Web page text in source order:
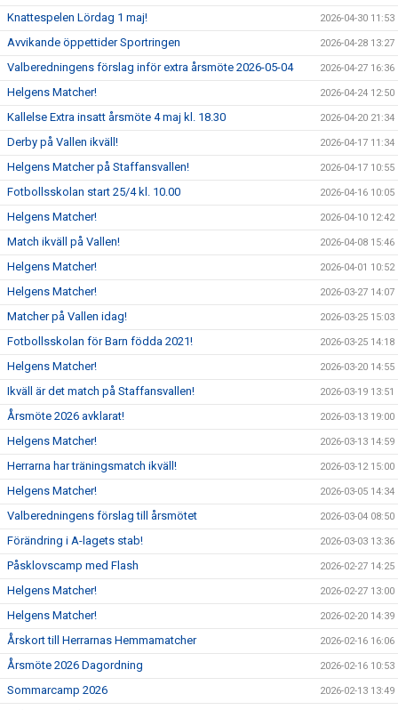
Knattespelen Lördag 1 maj! 2026-04-30 11:53
Avvikande öppettider Sportringen 2026-04-28 13:27
Valberedningens förslag inför extra årsmöte 2026-05-04 2026-04-27 16:36
Helgens Matcher! 2026-04-24 12:50
Kallelse Extra insatt årsmöte 4 maj kl. 18.30 2026-04-20 21:34
Derby på Vallen ikväll! 2026-04-17 11:34
Helgens Matcher på Staffansvallen! 2026-04-17 10:55
Fotbollsskolan start 25/4 kl. 10.00 2026-04-16 10:05
Helgens Matcher! 2026-04-10 12:42
Match ikväll på Vallen! 2026-04-08 15:46
Helgens Matcher! 2026-04-01 10:52
Helgens Matcher! 2026-03-27 14:07
Matcher på Vallen idag! 2026-03-25 15:03
Fotbollsskolan för Barn födda 2021! 2026-03-25 14:18
Helgens Matcher! 2026-03-20 14:55
Ikväll är det match på Staffansvallen! 2026-03-19 13:51
Årsmöte 2026 avklarat! 2026-03-13 19:00
Helgens Matcher! 2026-03-13 14:59
Herrarna har träningsmatch ikväll! 2026-03-12 15:00
Helgens Matcher! 2026-03-05 14:34
Valberedningens förslag till årsmötet 2026-03-04 08:50
Förändring i A-lagets stab! 2026-03-03 13:36
Påsklovscamp med Flash 2026-02-27 14:25
Helgens Matcher! 2026-02-27 13:00
Helgens Matcher! 2026-02-20 14:39
Årskort till Herrarnas Hemmamatcher 2026-02-16 16:06
Årsmöte 2026 Dagordning 2026-02-16 10:53
Sommarcamp 2026 2026-02-13 13:49